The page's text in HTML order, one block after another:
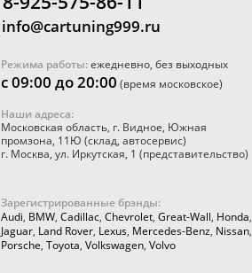
info@cartuning999.ru
Режима работы:ежедневно, без выходных
с 09:00 до 20:00 (время московское)
Наши адреса:
Московская область, г. Видное, Южная
промзона, 11Ю (склад, автосервис)
г. Москва, ул. Иркутская, 1 (представительство)
Зарегистрированные брэнды:
Audi, BMW, Cadillac, Chevrolet, Great-Wall, Honda,
Jaguar, Land Rover, Lexus, Mercedes-Benz, Nissan,
Porsche, Toyota, Volkswagen, Volvo